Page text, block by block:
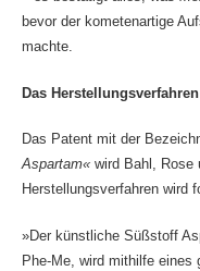
bevor der kometenartige
machte.
Das Herstellungsverfahren
Das Patent mit der
Aspartam«wird Bahl, Rose
Herstellungsverfahren wird
»Der künstliche Süßstoff
Phe-Me, wird mithilfe eines